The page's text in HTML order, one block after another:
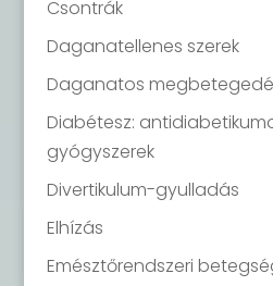
Csontrák
Daganatellenes szerek
Daganatos
Diabétesz:
gyógyszerek
Divertikulum-gyulladás
Elhízás
Emésztőrendszeri